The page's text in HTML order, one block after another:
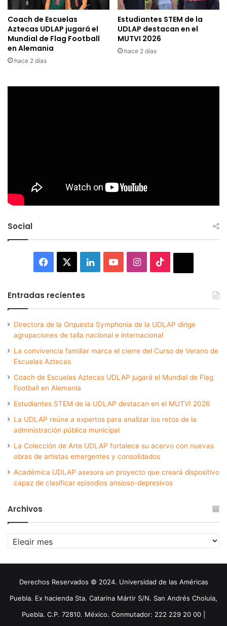
Coach de Escuelas
Aztecas UDLAP jugará el
Mundial de Flag Football
en Alemania
hace 2 días
Estudiantes STEM de la
UDLAP destacan en el
MUTVI 2026
hace 2 días
Social
Facebook LinkedInYouTubeInstagram
Entradas recientes
Directora de la Orquesta Symphonia de la UDLAP dirige
agrupaciones de talla nacional e internacional
La convivencia familiar marca el cierre del Curso de Verano de
Escuelas Aztecas
Coach de Escuelas Aztecas UDLAP jugará el Mundial de Flag
Football en Alemania
Estudiantes STEM de la UDLAP destacan en el MUTVI 2026
La UDLAP reúne a expertos para analizar los retos de la
administración pública municipal
La Colección de Arte UDLAP fortalece su acervo con nuevas
obras de artistas emergentes y consolidados
Académica UDLAP asesora un proyecto que creará dispositivo
capaz de clasificar episodios ansioso-depresivos
Archivos
Archivos
Derechos Reservados © 2024. Universidad de las Américas
Puebla. Ex hacienda Sta. Catarina Mártir S/N. San Andrés Cholula,
Puebla. C.P. 72810. México. Conmutador: 222 229 20 00 |